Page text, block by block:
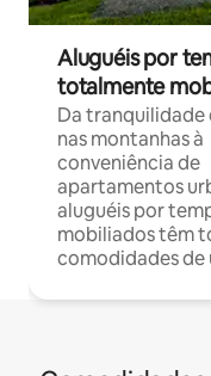
Aluguéis por
totalmente
Da tranquilidade
nas montanhas à
conveniência de
apartamentos
aluguéis por
mobiliados têm
comodidades de